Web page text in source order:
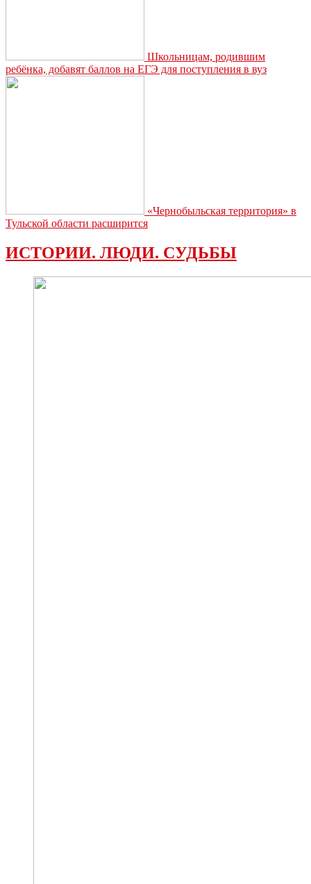
Школьницам, родившим
ребёнка, добавят баллов на ЕГЭ для поступления в вуз
«Чернобыльская территория» в
Тульской области расширится
ИСТОРИИ. ЛЮДИ. СУДЬБЫ